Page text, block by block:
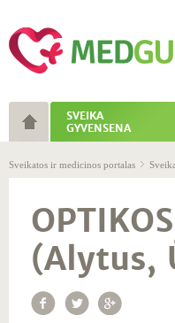
SVEIKA
GYVENSENA
Sveikatos ir medicinos portalas
(Alytus,